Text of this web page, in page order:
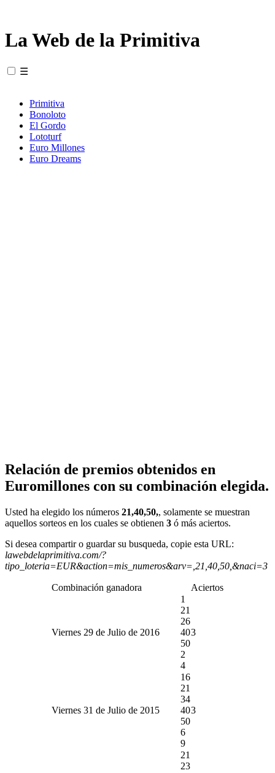
La Web de la Primitiva
☰
Primitiva
Bonoloto
El Gordo
Lototurf
Euro Millones
Euro Dreams
Relación de premios obtenidos en
Euromillones con su combinación elegida.
Usted ha elegido los números 21,40,50,, solamente se muestran
aquellos sorteos en los cuales se obtienen 3 ó más aciertos.
Si desea compartir o guardar su busqueda, copie esta URL:
lawebdelaprimitiva.com/?
tipo_loteria=EUR&action=mis_numeros&arv=,21,40,50,&naci=3
Combinación ganadora Aciertos
Viernes 29 de Julio de 2016
1
21
26
40
50
2
4
3
Viernes 31 de Julio de 2015
16
21
34
40
50
6
9
3
21
23